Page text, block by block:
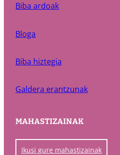
Biba ardoak
Bloga
Biba hiztegia
Galdera erantzunak
MAHASTIZAINAK
Ikusi gure mahastizainak